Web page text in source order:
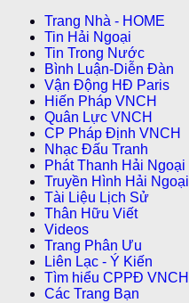
Trang Nhà - HOME
Tin Hải Ngoại
Tin Trong Nước
Bình Luận-Diễn Ðàn
Vận Động HĐ Paris
Hiến Pháp VNCH
Quân Lực VNCH
CP Pháp Ðịnh VNCH
Nhạc Đấu Tranh
Phát Thanh Hải Ngoại
Truyền Hình Hải Ngoại
Tài Liệu Lịch Sử
Thân Hữu Viết
Videos
Trang Phân Ưu
Liên Lạc - Ý Kiến
Tìm hiểu CPPÐ VNCH
Các Trang Bạn